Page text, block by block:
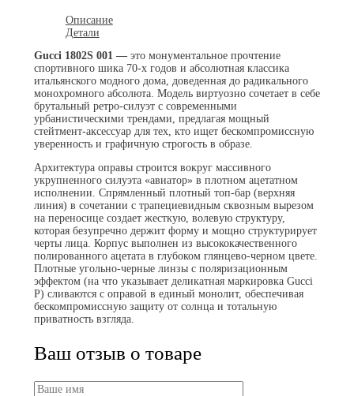
Описание
Детали
Gucci 1802S 001 —это монументальное прочтение
спортивного шика 70-х годов и абсолютная классика
итальянского модного дома, доведенная до радикального
монохромного абсолюта. Модель виртуозно сочетает в себе
брутальный ретро-силуэт с современными
урбанистическими трендами, предлагая мощный
стейтмент-аксессуар для тех, кто ищет бескомпромиссную
уверенность и графичную строгость в образе.
Архитектура оправы строится вокруг массивного
укрупненного силуэта «авиатор» в плотном ацетатном
исполнении. Спрямленный плотный топ-бар (верхняя
линия) в сочетании с трапециевидным сквозным вырезом
на переносице создает жесткую, волевую структуру,
которая безупречно держит форму и мощно структурирует
черты лица. Корпус выполнен из высококачественного
полированного ацетата в глубоком глянцево-черном цвете.
Плотные угольно-черные линзы с поляризационным
эффектом (на что указывает деликатная маркировка Gucci
P) сливаются с оправой в единый монолит, обеспечивая
бескомпромиссную защиту от солнца и тотальную
приватность взгляда.
Ваш отзыв о товаре